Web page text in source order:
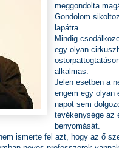
meggondolta
Gondolom
lapátra.
Mindig
egy olyan
alkalmas.
Jelen esetben a
engem egy olyan
napot sem
tevékenysége az
benyomását.
ismerte fel azt, hogy az ő